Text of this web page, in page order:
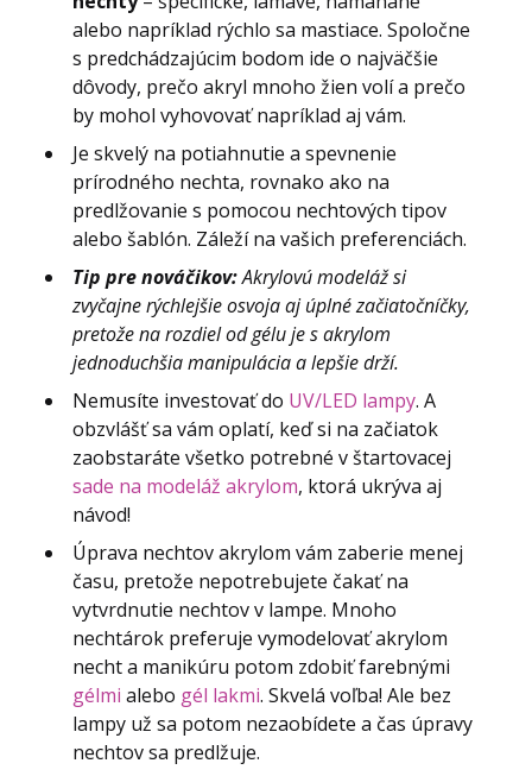
alebo napríklad rýchlo sa mastiace. Spoločne
s predchádzajúcim bodom ide o najväčšie
dôvody, prečo akryl mnoho žien volí a prečo
by mohol vyhovovať napríklad aj vám.
Je skvelý na potiahnutie a spevnenie
prírodného nechta, rovnako ako na
predlžovanie s pomocou nechtových tipov
alebo šablón. Záleží na vašich preferenciách.
Tip pre nováčikov:Akrylovú modeláž si
zvyčajne rýchlejšie osvoja aj úplné začiatočníčky,
pretože na rozdiel od gélu je s akrylom
jednoduchšia manipulácia a lepšie drží.
Nemusíte investovať do UV/LED lampy. A
obzvlášť sa vám oplatí, keď si na začiatok
zaobstaráte všetko potrebné v štartovacej
sade na modeláž akrylom, ktorá ukrýva aj
návod!
Úprava nechtov akrylom vám zaberie menej
času, pretože nepotrebujete čakať na
vytvrdnutie nechtov v lampe. Mnoho
nechtárok preferuje vymodelovať akrylom
necht a manikúru potom zdobiť farebnými
gélmi alebo gél lakmi. Skvelá voľba! Ale bez
lampy už sa potom nezaobídete a čas úpravy
nechtov sa predlžuje.